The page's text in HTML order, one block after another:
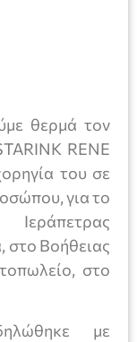
θερμά τον
RENE
του σε
για το
στο Βοήθειας
στο
με